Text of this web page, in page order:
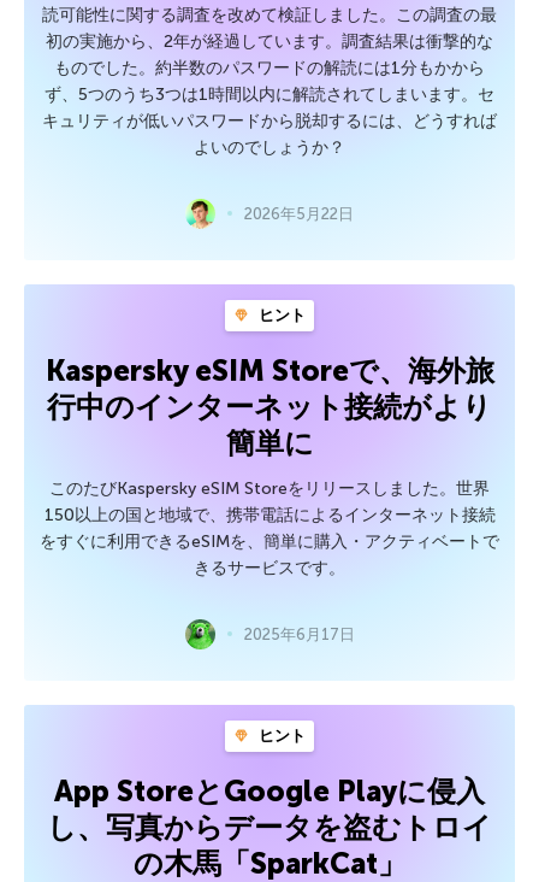
読可能性に関する調査を改めて検証しました。この調査の最
初の実施から、2年が経過しています。調査結果は衝撃的な
ものでした。約半数のパスワードの解読には1分もかから
ず、5つのうち3つは1時間以内に解読されてしまいます。セ
キュリティが低いパスワードから脱却するには、どうすれば
よいのでしょうか？
2026年5月22日
ヒント
Kaspersky eSIM Storeで、海外旅
行中のインターネット接続がより
簡単に
このたびKaspersky eSIM Storeをリリースしました。世界
150以上の国と地域で、携帯電話によるインターネット接続
をすぐに利用できるeSIMを、簡単に購入・アクティベートで
きるサービスです。
2025年6月17日
ヒント
App StoreとGoogle Playに侵入
し、写真からデータを盗むトロイ
の木馬「SparkCat」